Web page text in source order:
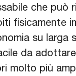
che può
fisicamente
su
da
molto più